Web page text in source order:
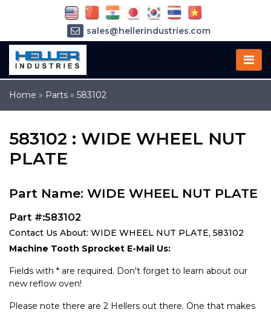
Home » Parts » 583102
583102 : WIDE WHEEL NUT
PLATE
Part Name: WIDE WHEEL NUT PLATE
Part #:583102
Contact Us About: WIDE WHEEL NUT PLATE, 583102
Machine Tooth Sprocket E-Mail Us:
Fields with * are required. Don't forget to learn about our
new reflow oven!
Please note there are 2 Hellers out there. One that makes
sales@hellerindustries.com
service@hellerindustries.com